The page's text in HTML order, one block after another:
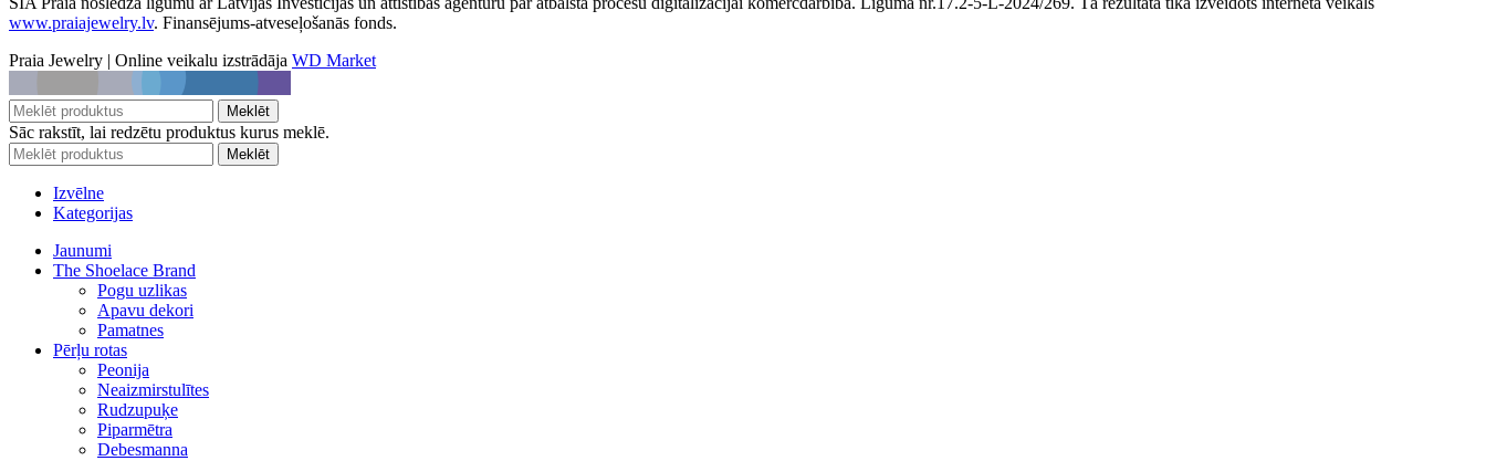
SIA Praia noslēdza līgumu ar Latvijas Investīcijas un attīstības aģentūru par atbalsta procesu digitalizācijai komercdarbībā. Līguma nr.17.2-5-L-2024/269. Tā rezultātā tika izveidots interneta veikals
www.praiajewelry.lv
. Finansējums-atveseļošanās fonds.
Praia Jewelry|Online veikalu izstrādājaWD Market
Sāc rakstīt, lai redzētu produktus kurus meklē.
Izvēlne
Kategorijas
Jaunumi
The Shoelace Brand
Pogu uzlikas
Apavu dekori
Pamatnes
Pērļu rotas
Peonija